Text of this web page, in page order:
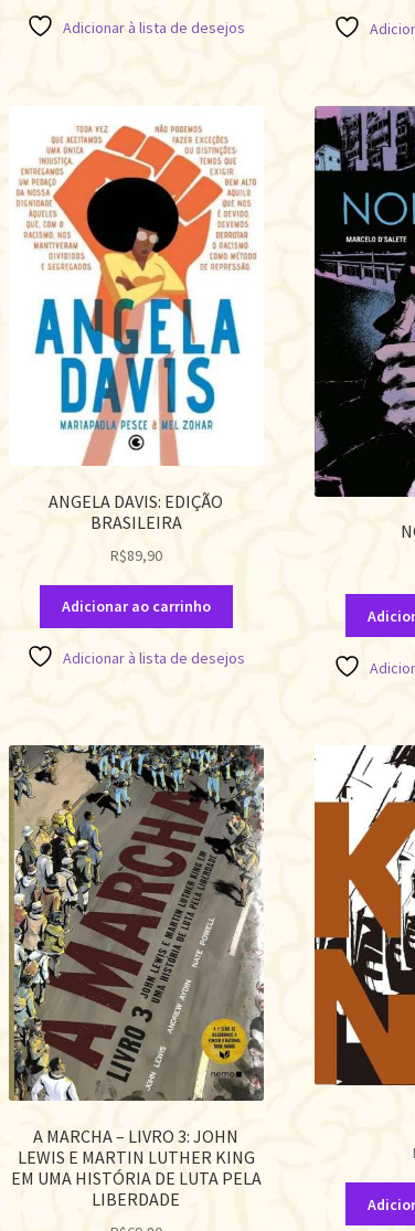
Adicionar à lista de desejos
ANGELA DAVIS: EDIÇÃO
BRASILEIRA
R$89,90
Adicionar ao carrinho
Adicionar à lista de desejos
A MARCHA – LIVRO 3: JOHN
LEWIS E MARTIN LUTHER KING
EM UMA HISTÓRIA DE LUTA PELA
LIBERDADE